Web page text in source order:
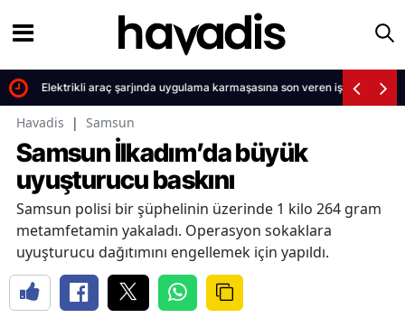
Elektrikli araç şarjında uygulama karmaşasına son veren iş birliği
Havadis | Samsun
Samsun İlkadım’da büyük
uyuşturucu baskını
Samsun polisi bir şüphelinin üzerinde 1 kilo 264 gram
metamfetamin yakaladı. Operasyon sokaklara
uyuşturucu dağıtımını engellemek için yapıldı.